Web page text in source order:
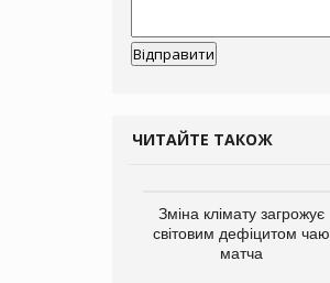
ЧИТАЙТЕ ТАКОЖ
Зміна клімату загрожує
світовим дефіцитом чаю
матча